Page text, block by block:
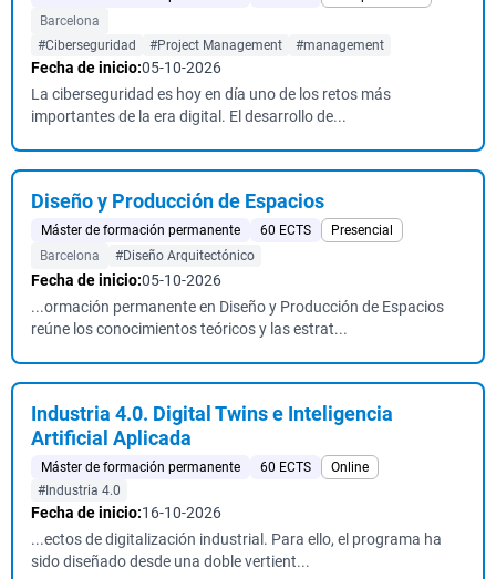
Barcelona
#Ciberseguridad
#Project Management #management
Fecha de inicio:05-10-2026
La ciberseguridad es hoy en día uno de los retos más
importantes de la era digital. El desarrollo de...
Diseño y Producción de Espacios
Máster de formación permanente 60 ECTS
Presencial
Barcelona
#Diseño Arquitectónico
Fecha de inicio:05-10-2026
...ormación permanente en Diseño y Producción de Espacios
reúne los conocimientos teóricos y las estrat...
Industria 4.0. Digital Twins e Inteligencia
Artificial Aplicada
Máster de formación permanente 60 ECTS
Online
#Industria 4.0
Fecha de inicio:16-10-2026
...ectos de digitalización industrial. Para ello, el programa ha
sido diseñado desde una doble vertient...